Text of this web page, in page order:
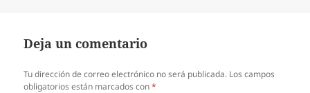
Deja un comentario
Tu dirección de correo electrónico no será publicada. Los campos
obligatorios están marcados con*